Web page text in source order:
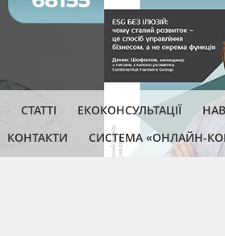
СТАТТІ ЕКОКОНСУЛЬТАЦІЇ
КОНТАКТИ СИСТЕМА «ОНЛАЙН-